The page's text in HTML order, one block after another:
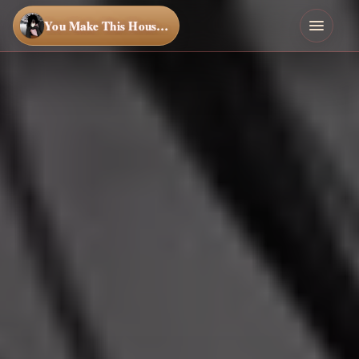
You Make This House a Home